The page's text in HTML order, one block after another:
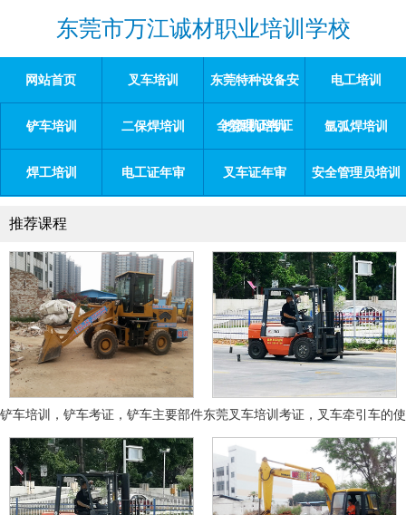
东莞市万江诚材职业培训学校
网站首页 叉车培训 东莞特种设备安
全管理证考证
电工培训
铲车培训 二保焊培训 挖掘机培训 氩弧焊培训
焊工培训 电工证年审 叉车证年审 安全管理员培训
推荐课程
铲车培训，铲车考证，铲车主要部件东莞叉车培训考证，叉车牵引车的使
用和操作